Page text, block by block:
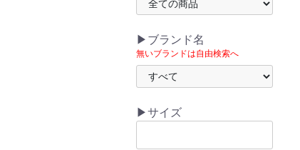
▶ブランド名
無いブランドは自由検索へ
▶サイズ